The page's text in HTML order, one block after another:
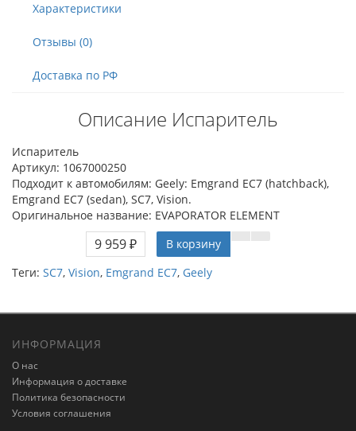
Характеристики
Отзывы (0)
Доставка по РФ
Описание Испаритель
Испаритель
Артикул: 1067000250
Подходит к автомобилям: Geely: Emgrand EC7 (hatchback),
Emgrand EC7 (sedan), SC7, Vision.
Оригинальное название: EVAPORATOR ELEMENT
9 959 ₽
В корзину
Теги: SC7, Vision, Emgrand EC7, Geely
ИНФОРМАЦИЯ
О нас
Информация о доставке
Политика безопасности
Условия соглашения